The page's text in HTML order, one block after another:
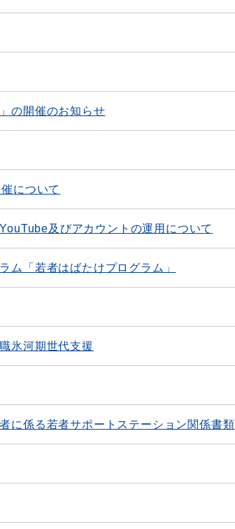
の開催のお知らせ
について
及びアカウントの運用について
ム「若者はばたけプログラム」
氷河期世代支援
に係る若者サポートステーション関係書類